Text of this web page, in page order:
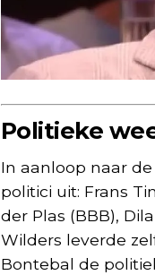
Politieke
In aanloop naar
politici uit: Frans
der Plas (BBB),
Wilders leverde
Bontebal de